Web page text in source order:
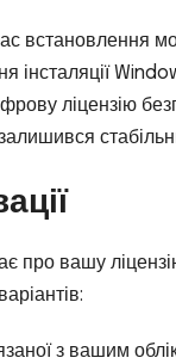
встановлення
ліцензію
про вашу
з вашим